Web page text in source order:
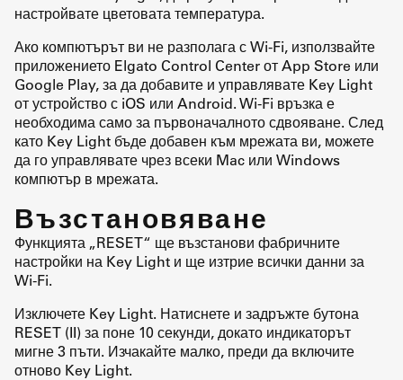
настройвате цветовата температура.
Ако компютърът ви не разполага с Wi-Fi, използвайте
приложението Elgato Control Center от App Store или
Google Play, за да добавите и управлявате Key Light
от устройство с iOS или Android. Wi-Fi връзка е
необходима само за първоначалното сдвояване. След
като Key Light бъде добавен към мрежата ви, можете
да го управлявате чрез всеки Mac или Windows
компютър в мрежата.
Възстановяване
Функцията „RESET“ ще възстанови фабричните
настройки на Key Light и ще изтрие всички данни за
Wi-Fi.
Изключете Key Light. Натиснете и задръжте бутона
RESET (II) за поне 10 секунди, докато индикаторът
мигне 3 пъти. Изчакайте малко, преди да включите
отново Key Light.